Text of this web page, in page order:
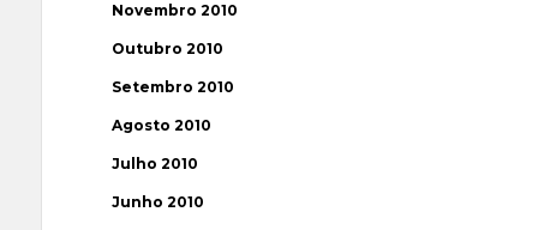
Novembro 2010
Outubro 2010
Setembro 2010
Agosto 2010
Julho 2010
Junho 2010